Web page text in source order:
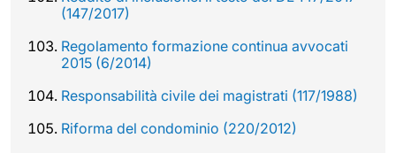
(147/2017)
Regolamento formazione continua avvocati
2015 (6/2014)
Responsabilità civile dei magistrati (117/1988)
Riforma del condominio (220/2012)